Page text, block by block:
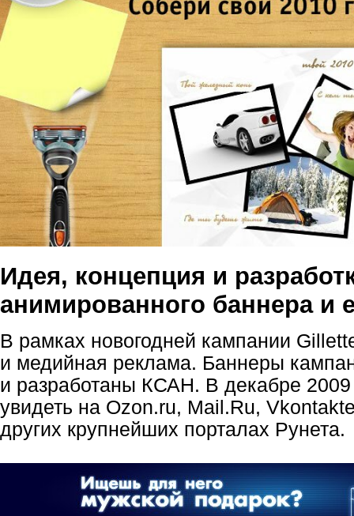
Идея, концепция и
анимированного баннера и
В рамках новогодней кампании
и медийная реклама. Баннеры
и разработаны КСАН. В декабре
увидеть на Ozon.ru, Mail.Ru,
других крупнейших порталах Рунета.